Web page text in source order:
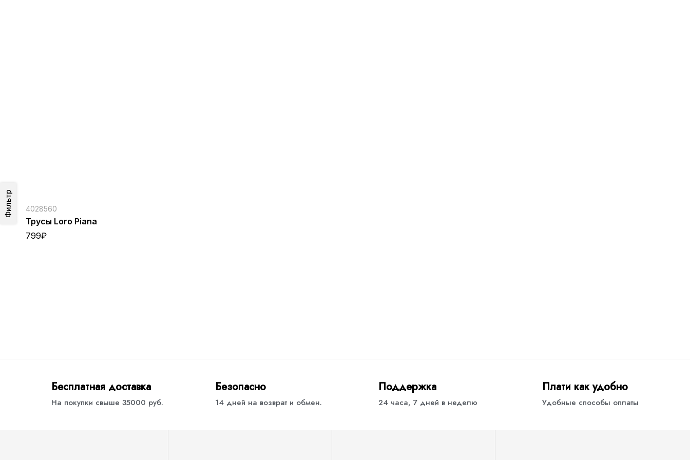
Фильтр 4028560
Трусы Loro Piana
799₽
Бесплатная доставка
На покупки свыше 35000 руб.
Безопасно
14 дней на возврат и обмен.
Поддержка
24 часа, 7 дней в неделю
Плати как удобно
Удобные способы оплаты